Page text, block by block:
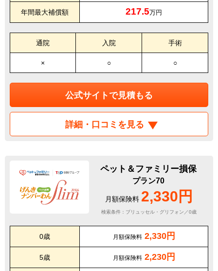
年間最大補償額 217.5万円
通院 入院 手術
× ○ ○
公式サイトで見積もる
詳細・口コミを見る
ペット＆ファミリー損保
プラン70
月額保険料 2,330円
検索条件：ブリュッセル・グリフォン／0歳
0歳 月額保険料 2,330円
5歳 月額保険料 2,230円